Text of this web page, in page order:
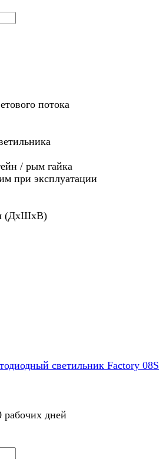
потока
/ рым гайка
при эксплуатации
(ДхШхВ)
светильник Factory 08S
рабочих дней